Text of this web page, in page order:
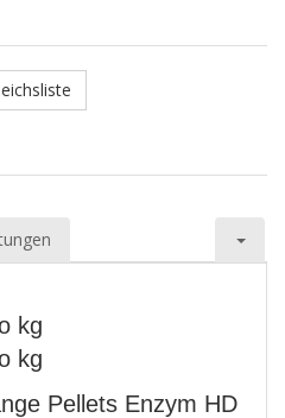
kg
kg
Pellets Enzym HD